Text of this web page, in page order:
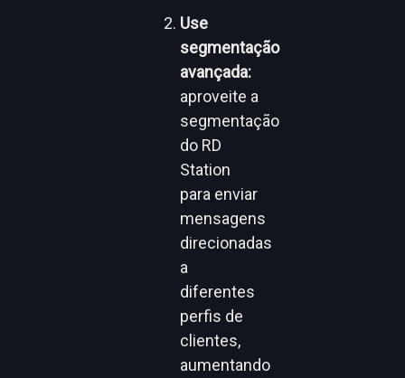
Use
segmentação
avançada:
aproveite a
segmentação
do RD
Station
para enviar
mensagens
direcionadas
a
diferentes
perfis de
clientes,
aumentando